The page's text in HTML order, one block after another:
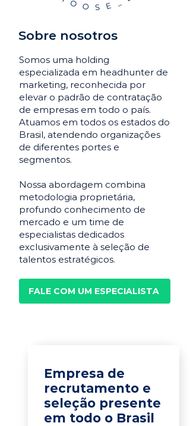
Sobre nosotros
Somos uma holding
especializada em headhunter de
marketing, reconhecida por
elevar o padrão de contratação
de empresas em todo o país.
Atuamos em todos os estados do
Brasil, atendendo organizações
de diferentes portes e
segmentos.
Nossa abordagem combina
metodologia proprietária,
profundo conhecimento de
mercado e um time de
especialistas dedicados
exclusivamente à seleção de
talentos estratégicos.
FALE COM UM ESPECIALISTA
Empresa de
recrutamento e
seleção presente
em todo o Brasil